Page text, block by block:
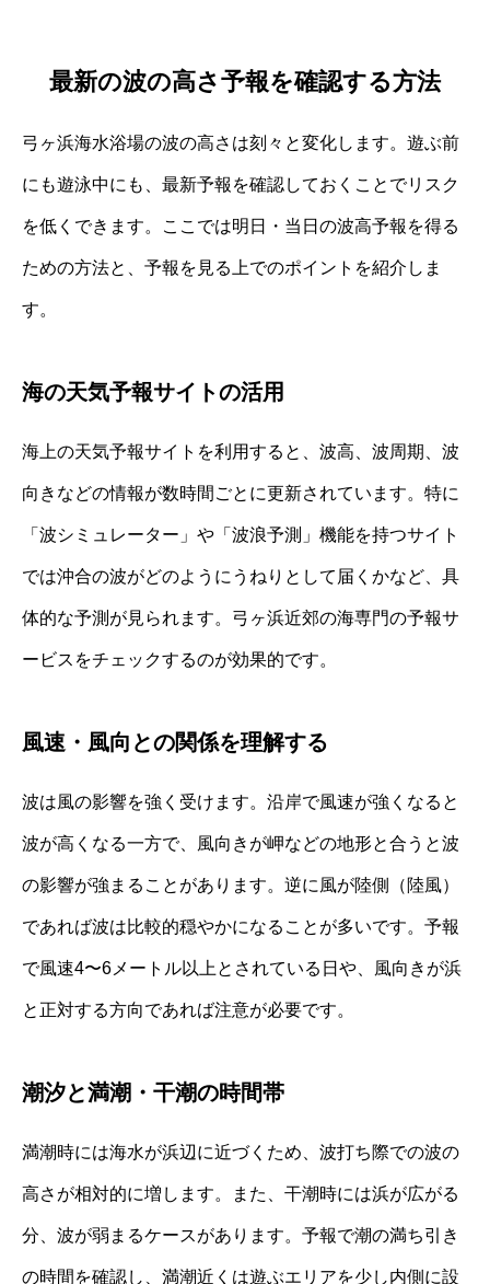
最新の波の高さ予報を確認する方法
弓ヶ浜海水浴場の波の高さは刻々と変化します。遊ぶ前
にも遊泳中にも、最新予報を確認しておくことでリスク
を低くできます。ここでは明日・当日の波高予報を得る
ための方法と、予報を見る上でのポイントを紹介しま
す。
海の天気予報サイトの活用
海上の天気予報サイトを利用すると、波高、波周期、波
向きなどの情報が数時間ごとに更新されています。特に
「波シミュレーター」や「波浪予測」機能を持つサイト
では沖合の波がどのようにうねりとして届くかなど、具
体的な予測が見られます。弓ヶ浜近郊の海専門の予報サ
ービスをチェックするのが効果的です。
風速・風向との関係を理解する
波は風の影響を強く受けます。沿岸で風速が強くなると
波が高くなる一方で、風向きが岬などの地形と合うと波
の影響が強まることがあります。逆に風が陸側（陸風）
であれば波は比較的穏やかになることが多いです。予報
で風速4〜6メートル以上とされている日や、風向きが浜
と正対する方向であれば注意が必要です。
潮汐と満潮・干潮の時間帯
満潮時には海水が浜辺に近づくため、波打ち際での波の
高さが相対的に増します。また、干潮時には浜が広がる
分、波が弱まるケースがあります。予報で潮の満ち引き
の時間を確認し、満潮近くは遊ぶエリアを少し内側に設